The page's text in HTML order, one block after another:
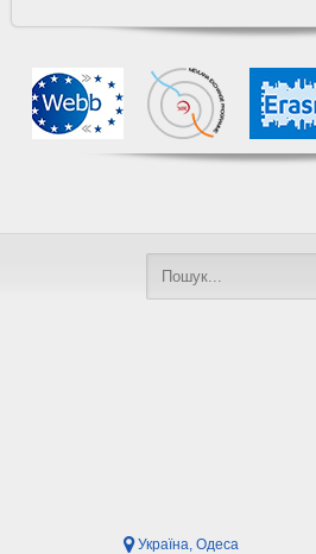
Україна, Одеса